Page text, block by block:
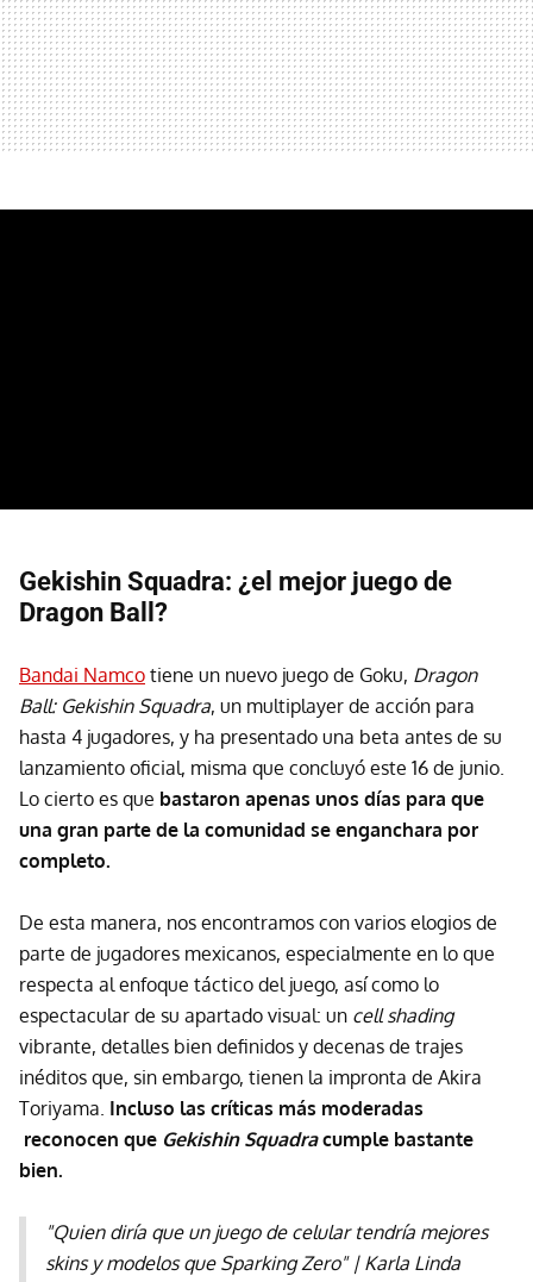
Gekishin Squadra: ¿el mejor juego de
Dragon Ball?
Bandai Namco tiene un nuevo juego de Goku, Dragon
Ball: Gekishin Squadra, un multiplayer de acción para
hasta 4 jugadores, y ha presentado una beta antes de su
lanzamiento oficial, misma que concluyó este 16 de junio.
Lo cierto es que bastaron apenas unos días para que
una gran parte de la comunidad se enganchara por
completo.
De esta manera, nos encontramos con varios elogios de
parte de jugadores mexicanos, especialmente en lo que
respecta al enfoque táctico del juego, así como lo
espectacular de su apartado visual: un cell shading
vibrante, detalles bien definidos y decenas de trajes
inéditos que, sin embargo, tienen la impronta de Akira
Toriyama. Incluso las críticas más moderadas
reconocen que Gekishin Squadracumple bastante
bien.
"Quien diría que un juego de celular tendría mejores
skins y modelos que Sparking Zero" | Karla Linda